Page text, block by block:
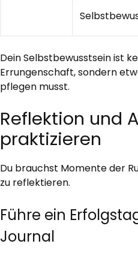
Dein Selbstbewusstsein ist
Errungenschaft, sondern
pflegen musst.
Reflektion und
praktizieren
Du brauchst Momente der
zu reflektieren.
Führe ein
Journal